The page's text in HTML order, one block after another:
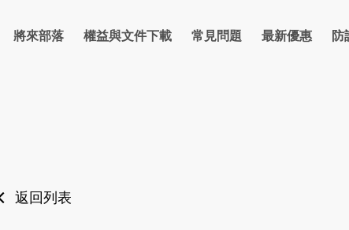
將來部落 權益與文件下載 常見問題 最新優惠 防
返回列表